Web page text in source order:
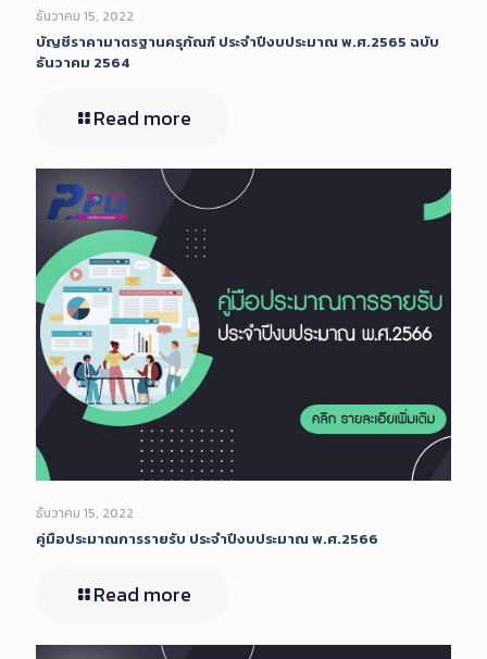
ธันวาคม 15, 2022
บัญชีราคามาตรฐานครุภัณฑ์ ประจำปีงบประมาณ พ.ศ.2565 ฉบับ
ธันวาคม 2564
Read more
ธันวาคม 15, 2022
คู่มือประมาณการรายรับ ประจำปีงบประมาณ พ.ศ.2566
Read more